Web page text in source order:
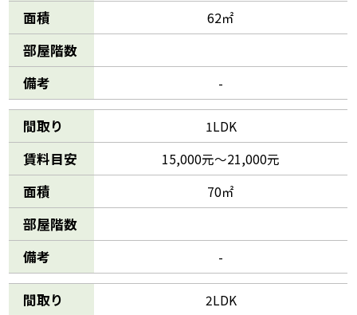
面積 62㎡
部屋階数
備考
-
間取り 1LDK
賃料目安 15,000元～21,000元
面積 70㎡
部屋階数
備考
-
間取り 2LDK